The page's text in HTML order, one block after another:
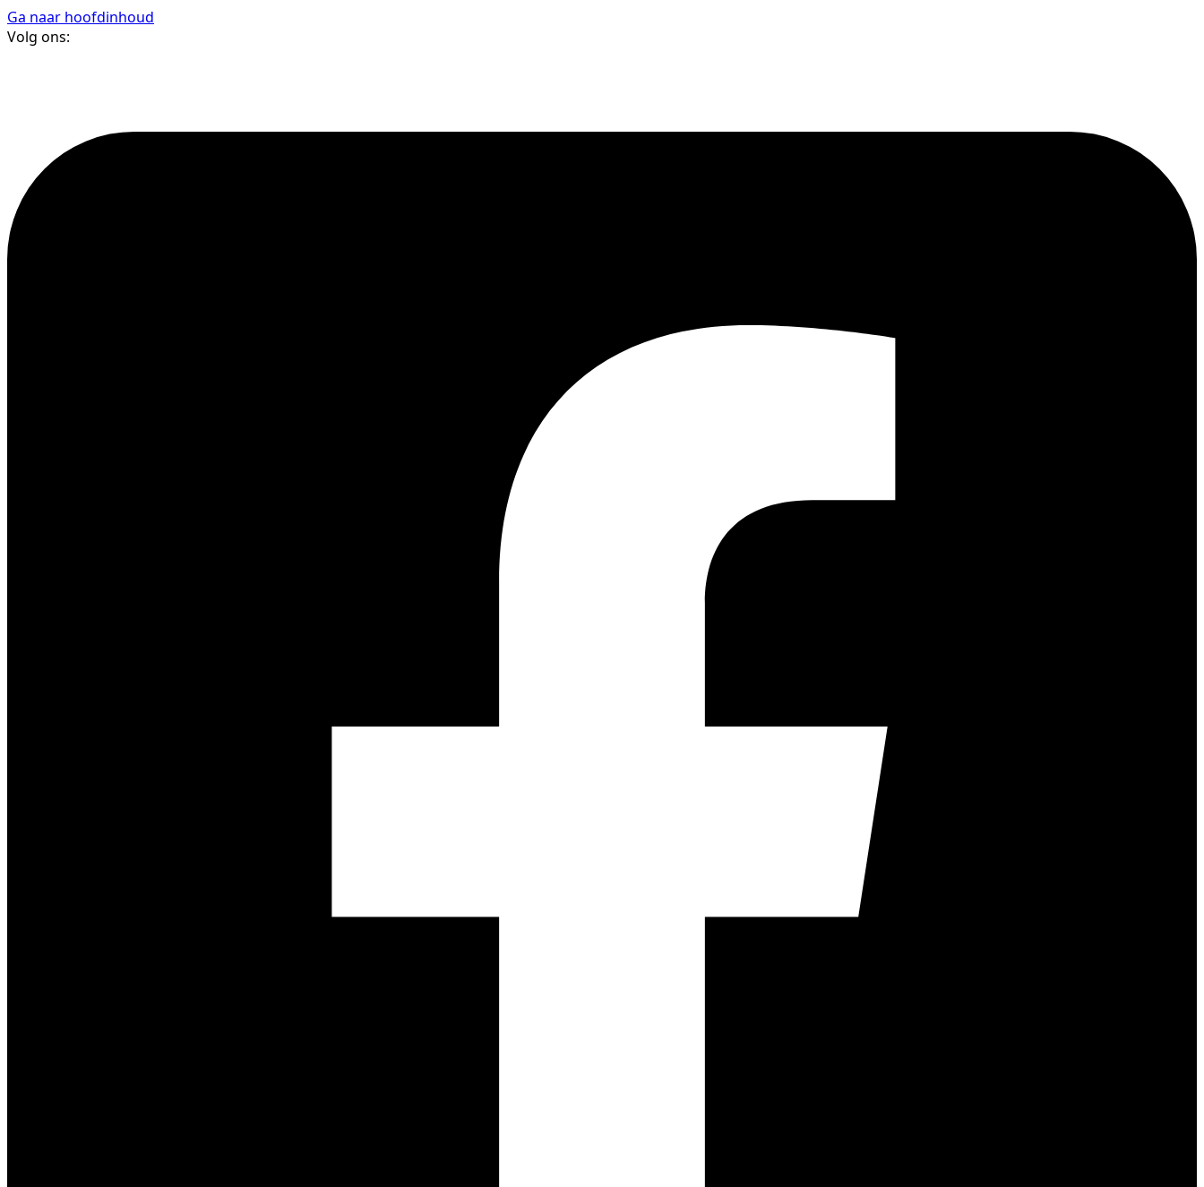
Ga naar hoofdinhoud
Volg ons: